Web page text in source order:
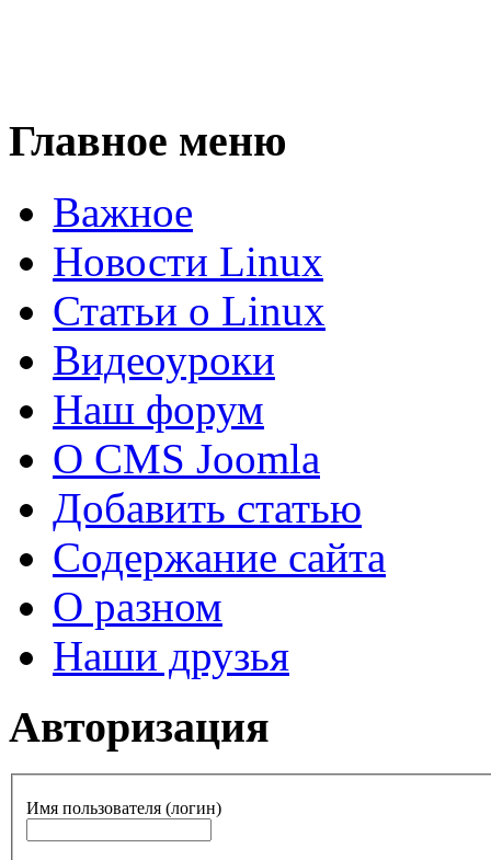
Главное меню
Важное
Новости Linux
Статьи о Linux
Видеоуроки
Наш форум
О CMS Joomla
Добавить статью
Содержание сайта
О разном
Наши друзья
Авторизация
Имя пользователя (логин)